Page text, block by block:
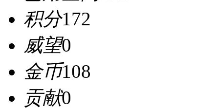
积分172
威望0
金币108
贡献0